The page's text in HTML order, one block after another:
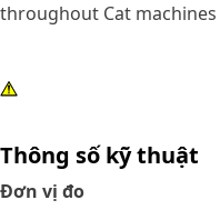
throughout Cat machines
Thông số kỹ thuật
Đơn vị đo